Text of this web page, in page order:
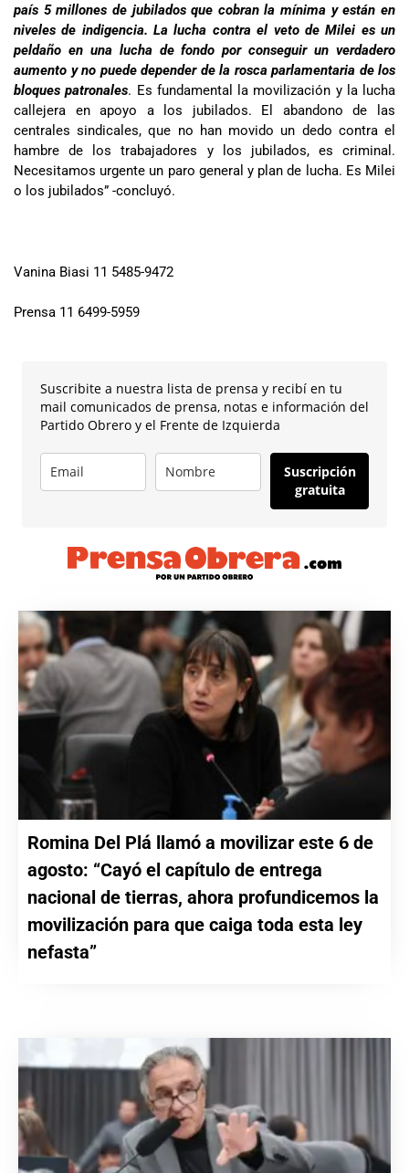
país 5 millones de jubilados que cobran la mínima y están en
niveles de indigencia. La lucha contra el veto de Milei es un
peldaño en una lucha de fondo por conseguir un verdadero
aumento y no puede depender de la rosca parlamentaria de los
bloques patronales. Es fundamental la movilización y la lucha
callejera en apoyo a los jubilados. El abandono de las
centrales sindicales, que no han movido un dedo contra el
hambre de los trabajadores y los jubilados, es criminal.
Necesitamos urgente un paro general y plan de lucha. Es Milei
o los jubilados” -concluyó.
Vanina Biasi 11 5485-9472
Prensa 11 6499-5959
Suscribite a nuestra lista de prensa y recibí en tu
mail comunicados de prensa, notas e información del
Partido Obrero y el Frente de Izquierda
Suscripción
gratuita
Romina Del Plá llamó a movilizar este 6 de
agosto: “Cayó el capítulo de entrega
nacional de tierras, ahora profundicemos la
movilización para que caiga toda esta ley
nefasta”